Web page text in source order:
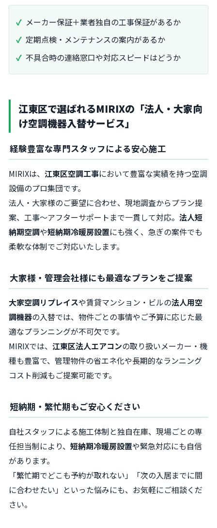
メーカー保証＋業者独自の工事保証があるか
定期点検・メンテナンスの案内があるか
不具合時の連絡窓口や対応スピードはどうか
江東区で選ばれるMIRIXの「法人・大家向
け空調機器入替サービス」
経験豊富な専門スタッフによる安心施工
MIRIXは、 江東区空調工事において豊富な実績を持つ空調
設備のプロ集団です。
法人・大家様のご要望に合わせ、現地調査からプラン提
案、工事～アフターサポートまで一貫して対応。 法人短
納期空調や短納期冷暖房設置にも強く、急ぎの案件でも
柔軟な体制でご対応いたします。
大家様・管理会社様にも最適なプランをご提案
大家空調リプレイスや賃貸マンション・ビルの法人用空
調機器の入替では、物件ごとの事情やご予算に応じた最
適なプランニングが不可欠です。
MIRIXでは、 江東区法人エアコンの取り扱いメーカー・機
種も豊富で、管理物件の省エネ化や長期的なランニング
コスト削減もご提案可能です。
短納期・繁忙期もご安心ください
自社スタッフによる施工体制と独自在庫、現場ごとの専
任担当制により、 短納期冷暖房設置や緊急対応にも自信
があります。
「繁忙期でどこも予約が取れない」「次の入居までに間
に合わせたい」といった悩みにも、お気軽にご相談くだ
さい。